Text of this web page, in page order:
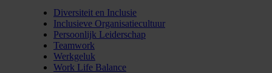
Diversiteit en Inclusie
Inclusieve Organisatiecultuur
Persoonlijk Leiderschap
Teamwork
Werkgeluk
Work Life Balance